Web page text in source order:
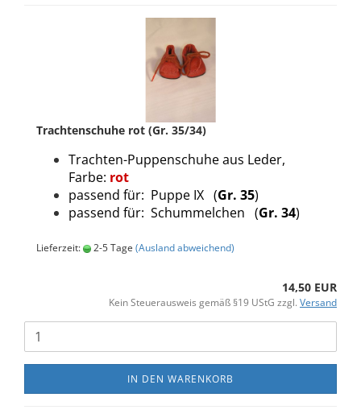
Trachtenschuhe rot (Gr. 35/34)
Trachten-Puppenschuhe aus Leder,
Farbe: rot
passend für: Puppe IX (Gr. 35)
passend für: Schummelchen (Gr. 34)
Lieferzeit: 2-5 Tage (Ausland abweichend)
14,50 EUR
Kein Steuerausweis gemäß §19 UStG zzgl. Versand
IN DEN WARENKORB